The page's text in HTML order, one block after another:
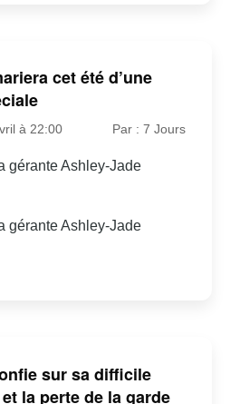
cet été d’une
à 22:00 Par : 7 Jours
gérante Ashley-Jade
gérante Ashley-Jade
sur sa difficile
la perte de la garde